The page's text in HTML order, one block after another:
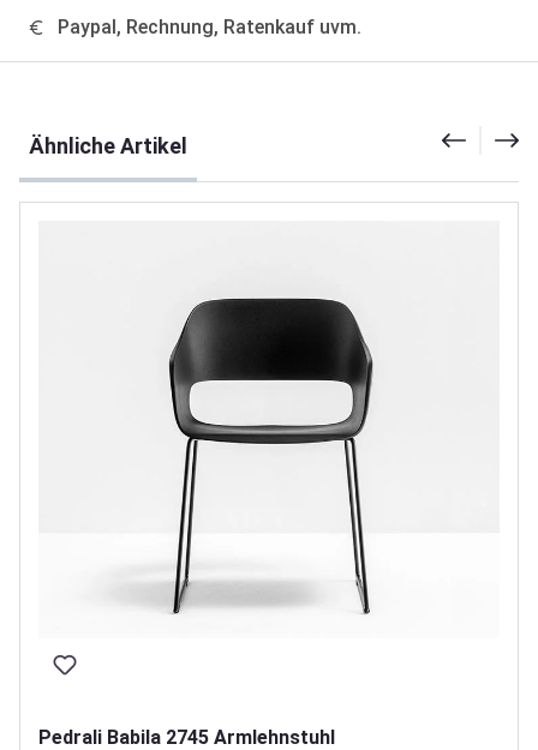
Paypal, Rechnung, Ratenkauf uvm.
Ähnliche Artikel
Pedrali Babila 2745 Armlehnstuhl